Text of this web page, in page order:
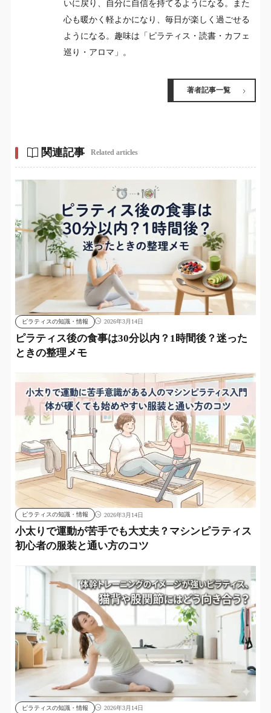
いに戻り、自分に自信を持てるようになる。また
心も暖かく軽よかになり、毎日が楽しく過ごせる
ようになる。趣味は「ピラティス・読書・カフェ
巡り・アロマ」。
著者記事一覧
関連記事 Related articles
ピラティスの知識・情報 2026年3月14日
ピラティス後の食事は30分以内？1時間後？迷った
ときの整理メモ
ピラティスの知識・情報 2026年3月14日
小太りで運動が苦手でも大丈夫？マシンピラティス
初心者の服装と通い方のコツ
ピラティスの知識・情報 2026年3月14日